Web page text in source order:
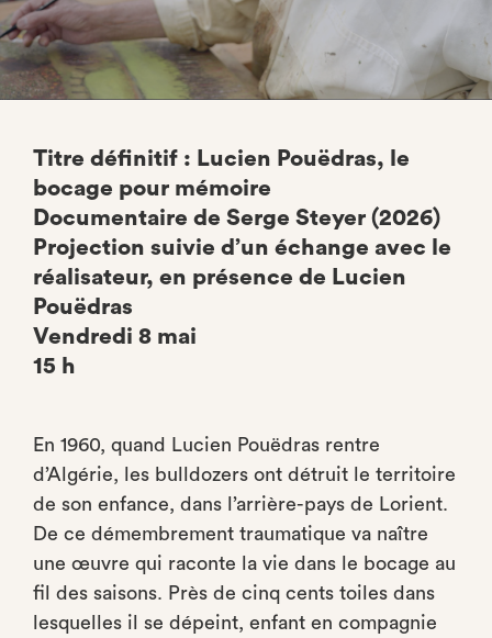
Titre définitif : Lucien Pouëdras, le
bocage pour mémoire
Documentaire de Serge Steyer (2026)
Projection suivie d’un échange avec le
réalisateur, en présence de Lucien
Pouëdras
Vendredi 8 mai
15 h
En 1960, quand Lucien Pouëdras rentre
d’Algérie, les bulldozers ont détruit le territoire
de son enfance, dans l’arrière-pays de Lorient.
De ce démembrement traumatique va naître
une œuvre qui raconte la vie dans le bocage au
fil des saisons. Près de cinq cents toiles dans
lesquelles il se dépeint, enfant en compagnie